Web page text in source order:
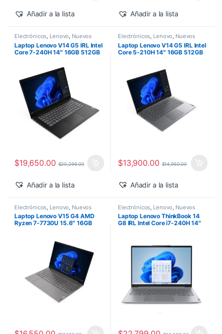
Añadir a la lista Añadir a la lista
Electrónicos Lenovo Nuevos
Laptop Lenovo V14 G5 IRL Intel
Core 7-240H 14″ 16GB 512GB
$19,650.00 $20,299.00
Añadir a la lista
Electrónicos Lenovo Nuevos
Laptop Lenovo V14 G5 IRL Intel
Core 5-210H 14″ 16GB 512GB
$13,900.00 $14,950.00
Añadir a la lista
Electrónicos Lenovo Nuevos
Productos
Laptop Lenovo V15 G4 AMD
Ryzen 7-7730U 15.6″ 16GB
Electrónicos Lenovo Nuevos
Productos
Laptop Lenovo ThinkBook 14
G8 IRL Intel Core i7-240H 14″